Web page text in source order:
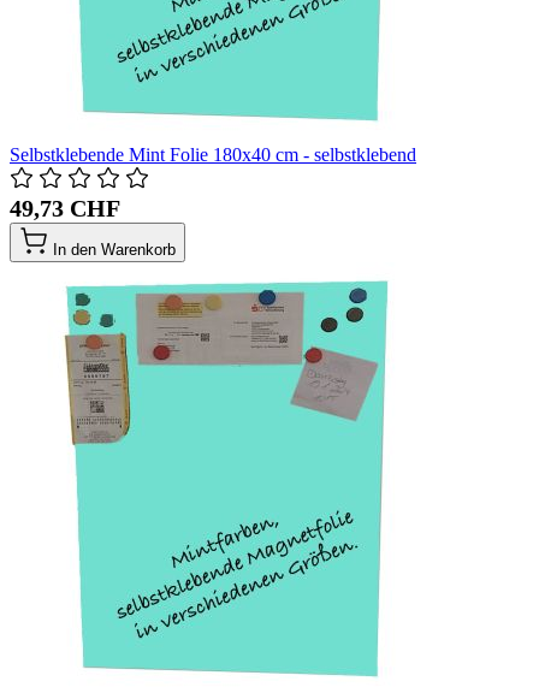
Selbstklebende Mint Folie 180x40 cm - selbstklebend
49,73 CHF
In den Warenkorb